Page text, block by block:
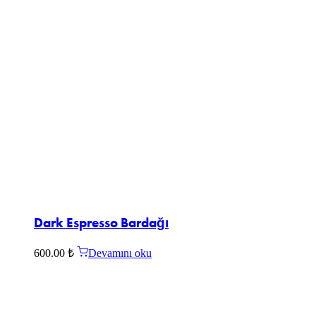
Dark Espresso Bardağı
600.00 ₺ Devamını oku